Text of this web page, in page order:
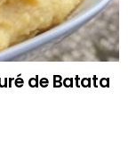
de Batata